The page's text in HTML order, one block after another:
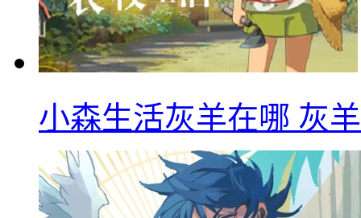
小森生活灰羊在哪 灰